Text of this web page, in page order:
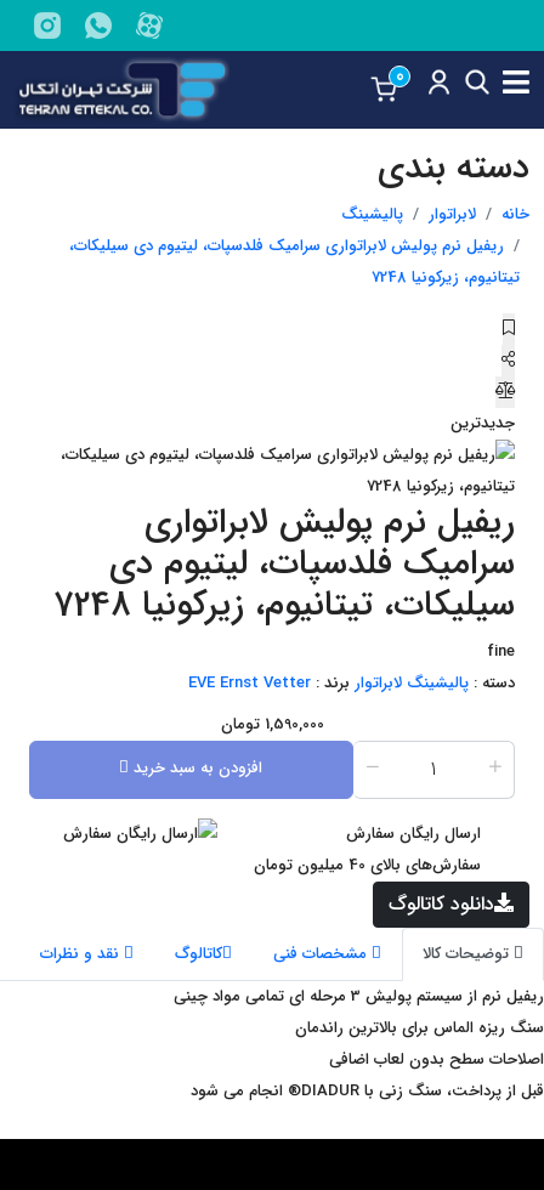
0
دسته بندی
خانه لابراتوار
پالیشینگ
ریفیل نرم پولیش لابراتواری سرامیک فلدسپات، لیتیوم دی سیلیکات،
تیتانیوم، زیرکونیا 7248
جدیدترین
ریفیل نرم پولیش لابراتواری
سرامیک فلدسپات، لیتیوم دی
سیلیکات، تیتانیوم، زیرکونیا 7248
fine
دسته : پالیشینگ لابراتوار برند : EVE Ernst Vetter
1,590,000 تومان
افزودن به سبد خرید
ارسال رایگان سفارش
سفارش‌های بالای 40 میلیون تومان
دانلود کاتالوگ
توضیحات کالا مشخصات فنی کاتالوگ
نقد و نظرات
ریفیل نرم از سیستم پولیش 3 مرحله ای تمامی مواد چینی
سنگ ریزه الماس برای بالاترین راندمان
اصلاحات سطح بدون لعاب اضافی
قبل از پرداخت، سنگ زنی با DIADUR® انجام می شود